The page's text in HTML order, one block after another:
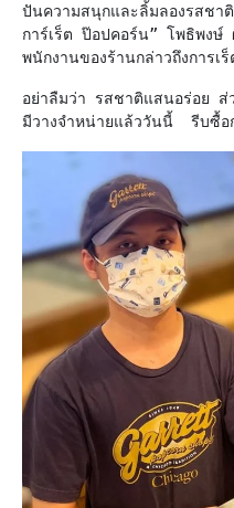
ปันความสนุกและลิ้มลองรสชา
การ์เร็ต ป๊อปคอร์น” โพธิพง
พนักงานของร้านกล่าวถึงการ
อย่าลืมว่า รสชาติแสนอร่อย
มีวางจำหน่ายแล้ววันนี้  รีบซื้อ